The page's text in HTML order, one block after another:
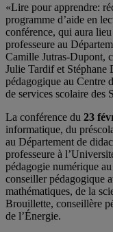
«Lire pour apprendre:
programme d’aide en
conférence, qui aura
professeure au
Camille Jutras-Dupont,
Julie Tardif et Stéphane
pédagogique au Centre
de services scolaire des
La conférence du 23
informatique, du
au Département de
professeure à
pédagogie numérique
conseiller pédagogique
mathématiques, de la
Brouillette, conseillère
de l’Énergie.